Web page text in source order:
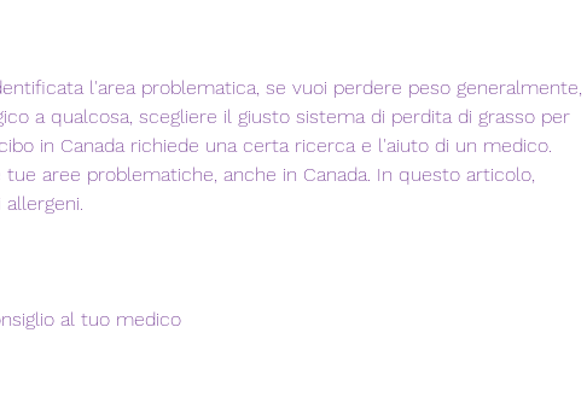
l'area problematica, se vuoi perdere peso generalmente,
a qualcosa, scegliere il giusto sistema di perdita di grasso per
in Canada richiede una certa ricerca e l'aiuto di un medico.
tue aree problematiche, anche in Canada. In questo articolo,
al tuo medico